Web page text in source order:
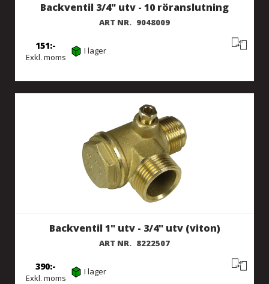
Backventil 3/4" utv - 10 röranslutning
ART NR. 9048009
Exkl. moms
151 I lager
Backventil 1" utv - 3/4" utv (viton)
ART NR. 8222507
Exkl. moms
390 I lager